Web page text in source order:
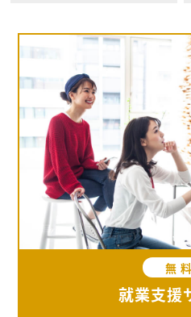
無料
就業支援